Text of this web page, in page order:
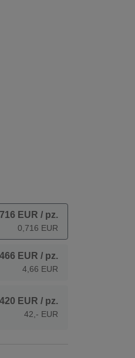
EUR / pz.
0,716 EUR
EUR / pz.
4,66 EUR
EUR / pz.
42,- EUR